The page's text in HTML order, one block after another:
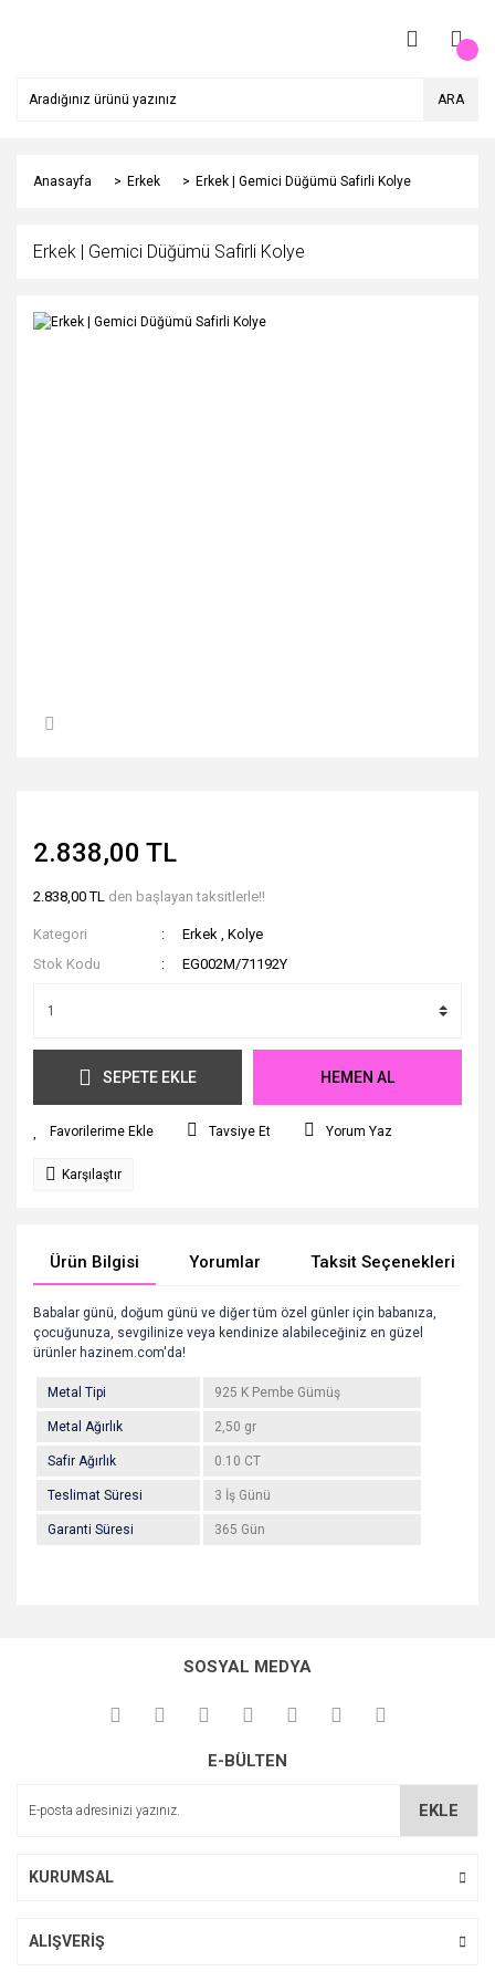
ARA
Anasayfa Erkek Erkek | Gemici Düğümü Safirli Kolye
Erkek | Gemici Düğümü Safirli Kolye
2.838,00 TL
2.838,00 TL den başlayan taksitlerle!!
Kategori Erkek ,Kolye
Stok Kodu
EG002M/71192Y
SEPETE EKLE HEMEN AL
Tavsiye Et Yorum Yaz
Karşılaştır
Ürün Bilgisi Yorumlar Taksit Seçenekleri
Babalar günü, doğum günü ve diğer tüm özel günler için babanıza,
çocuğunuza, sevgilinize veya kendinize alabileceğiniz en güzel
ürünler hazinem.com'da!
Metal Tipi 925 K Pembe Gümüş
Metal Ağırlık 2,50 gr
Safir Ağırlık 0.10 CT
Teslimat Süresi 3 İş Günü
Garanti Süresi 365 Gün
kullanarak tarafımıza iletebilirsiniz.
Görüş ve önerileriniz için teşekkür ederiz.
Ürün açıklamasında eksik bilgiler bulunuyor.
SOSYAL MEDYA
E-BÜLTEN
EKLE
KURUMSAL
ALIŞVERİŞ